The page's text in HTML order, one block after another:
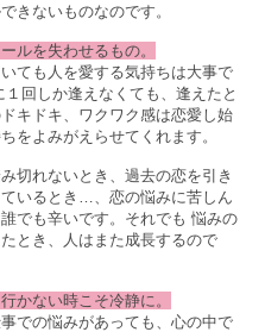
きないものなのです。
ルを失わせるもの。
ても人を愛する気持ちは大事で
回しか逢えなくても、逢えたと
キドキ、ワクワク感は恋愛し始
をよみがえらせてくれます。
切れないとき、過去の恋を引き
いるとき…、恋の悩みに苦しん
でも辛いです。それでも 悩みの
とき、人はまた成長するので
かない時こそ冷静に。
での悩みがあっても、心の中で